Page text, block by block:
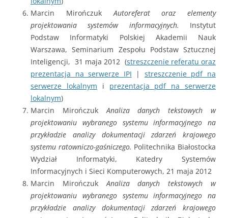
Marcin MirończukAutoreferat oraz elementy
projektowania systemów informacyjnych. Instytut
Podstaw Informatyki Polskiej Akademii Nauk
Warszawa, Seminarium Zespołu Podstaw Sztucznej
Inteligencji, 31 maja 2012 (streszczenie referatu oraz
prezentacja na serwerze IPI | streszczenie pdf na
serwerze lokalnym i prezentacja pdf na serwerze
lokalnym)
Marcin MirończukAnaliza danych tekstowych w
projektowaniu wybranego systemu informacyjnego na
przykładzie analizy dokumentacji zdarzeń krajowego
systemu ratowniczo-gaśniczego. Politechnika Białostocka
Wydział Informatyki, Katedry Systemów
Informacyjnych i Sieci Komputerowych, 21 maja 2012
Marcin MirończukAnaliza danych tekstowych w
projektowaniu wybranego systemu informacyjnego na
przykładzie analizy dokumentacji zdarzeń krajowego